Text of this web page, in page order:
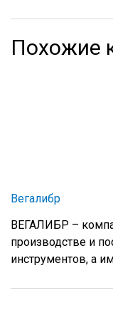
Похожие
Вегалибр
ВЕГАЛИБР –
производстве и
инструментов, а